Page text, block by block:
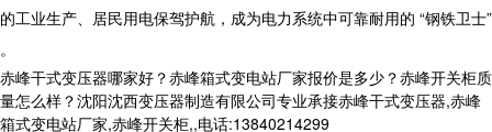
的工业生产、居民用电保驾护航，成为电力系统中可靠耐用的 “钢铁卫士”
。
赤峰干式变压器哪家好？赤峰箱式变电站厂家报价是多少？赤峰开关柜质
量怎么样？沈阳沈西变压器制造有限公司专业承接赤峰干式变压器,赤峰
箱式变电站厂家,赤峰开关柜,,电话:13840214299